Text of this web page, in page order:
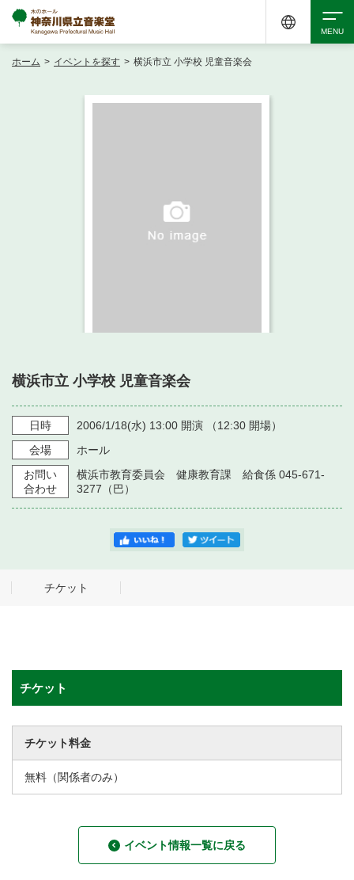
・ よくある質問
・ 施設を借りる
・ 空き状況
・ 抽選対象日
・ 利用料金
音楽堂について
・ 音楽堂のご案内
・ フロアマップ
・ 芸術参与
神奈川県立音楽堂
SNS
ホーム > イベントを探す > 横浜市立 小学校 児童音楽会
横浜市立 小学校 児童音楽会
日時 2006/1/18(水) 13:00 開演 （12:30 開場）
会場
ホール
お問い
合わせ
横浜市教育委員会 健康教育課 給食係 045-671-
3277（巴）
チケット
チケット
チケット料金
無料（関係者のみ）
イベント情報一覧に戻る